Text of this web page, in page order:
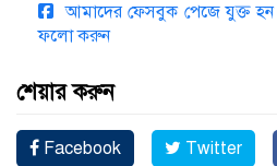
আমাদের ফেসবুক পেজে যুক্ত
ফলো করুন
শেয়ার করুন
Facebook Twitter